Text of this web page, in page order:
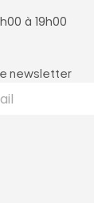
à 19h00
sociaux
newsletter